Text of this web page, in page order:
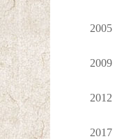
2005
2009
2012
2017